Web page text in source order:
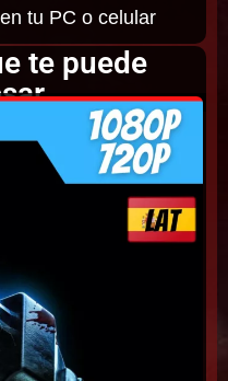
tu PC o celular
te puede